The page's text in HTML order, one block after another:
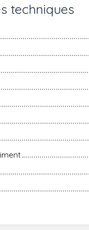
techniques